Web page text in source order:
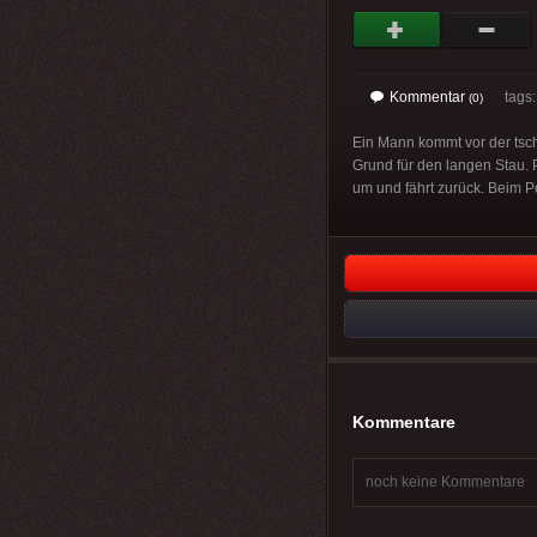
Kommentar (0)
Ein Mann kommt vor der
Grund für den langen Stau.
um und fährt zurück. Beim
Kommentare
noch keine Kommentare